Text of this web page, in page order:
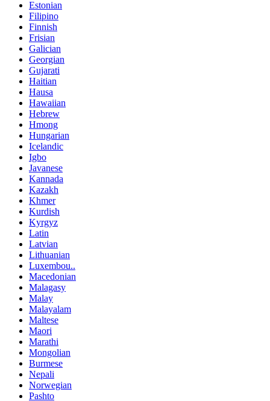
Estonian
Filipino
Finnish
Frisian
Galician
Georgian
Gujarati
Haitian
Hausa
Hawaiian
Hebrew
Hmong
Hungarian
Icelandic
Igbo
Javanese
Kannada
Kazakh
Khmer
Kurdish
Kyrgyz
Latin
Latvian
Lithuanian
Luxembou..
Macedonian
Malagasy
Malay
Malayalam
Maltese
Maori
Marathi
Mongolian
Burmese
Nepali
Norwegian
Pashto